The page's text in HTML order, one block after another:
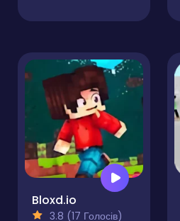
Bloxd.io
3.8 (17 Голосів)